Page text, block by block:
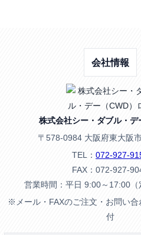
会社情報
株式会社シー・ダブル・デ
〒578-0984 大阪府東大阪
TEL： 072-927-
FAX：072-927-
営業時間：平日 9:00～17:00（
※メール・FAXのご注文・お問い合
付